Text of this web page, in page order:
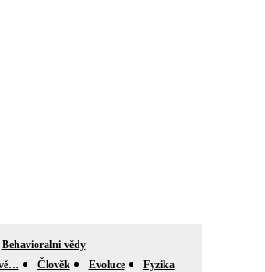
Behavioralni vědy
Člověk Evoluce
Fyzika